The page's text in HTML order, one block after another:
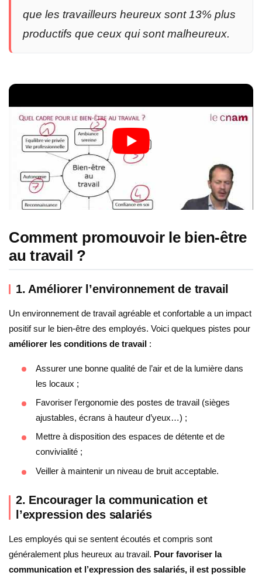
que les travailleurs heureux sont 13% plus
productifs que ceux qui sont malheureux.
Comment promouvoir le bien-être
au travail ?
1. Améliorer l’environnement de travail
Un environnement de travail agréable et confortable a un impact
positif sur le bien-être des employés. Voici quelques pistes pour
améliorer les conditions de travail :
Assurer une bonne qualité de l’air et de la lumière dans
les locaux ;
Favoriser l’ergonomie des postes de travail (sièges
ajustables, écrans à hauteur d’yeux…) ;
Mettre à disposition des espaces de détente et de
convivialité ;
Veiller à maintenir un niveau de bruit acceptable.
2. Encourager la communication et
l’expression des salariés
Les employés qui se sentent écoutés et compris sont
généralement plus heureux au travail. Pour favoriser la
communication et l’expression des salariés, il est possible